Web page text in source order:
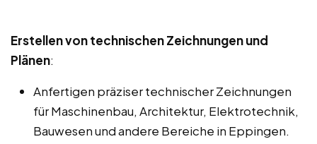
Erstellen von technischen Zeichnungen und
Plänen:
Anfertigen präziser technischer Zeichnungen
für Maschinenbau, Architektur, Elektrotechnik,
Bauwesen und andere Bereiche in Eppingen.